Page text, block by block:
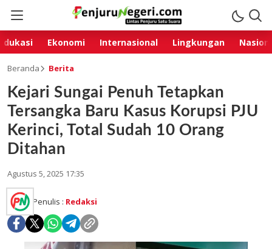
Ekonomi Internasional Lingkungan
Beranda Berita
Kejari Sungai Penuh Tetapkan
Tersangka Baru Kasus Korupsi PJU
Kerinci, Total Sudah 10 Orang
Ditahan
Agustus 5, 2025 17:35
Penulis : Redaksi